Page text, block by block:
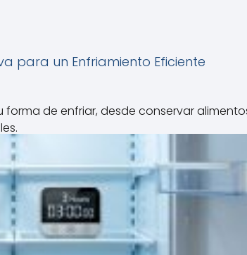
para un Enfriamiento Eficiente
de enfriar, desde conservar